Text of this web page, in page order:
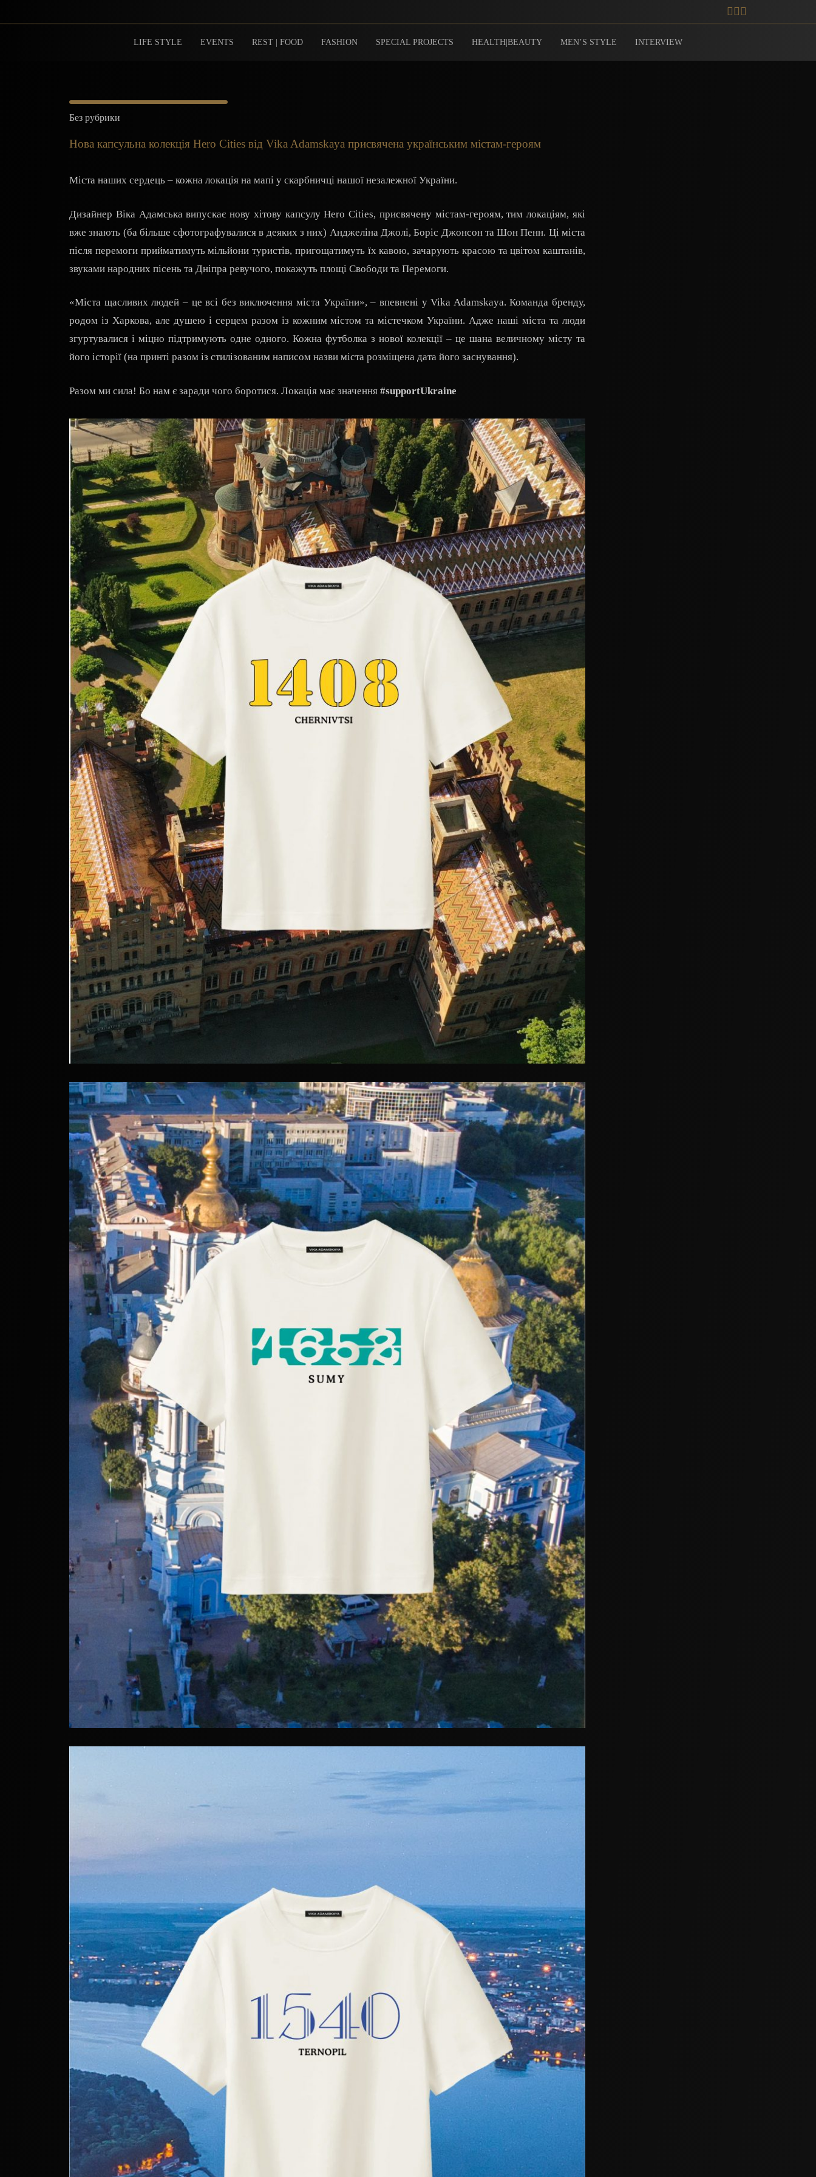
LIFE STYLE EVENTS REST | FOOD FASHION SPECIAL PROJECTS HEALTH|BEAUTY MEN’S STYLE INTERVIEW
Без рубрики
Нова капсульна колекція Hero Cities від Vika Adamskaya присвячена українським містам-героям
Міста наших сердець – кожна локація на мапі у скарбничці нашої незалежної України.
Дизайнер Віка Адамська випускає нову хітову капсулу Hero Cities, присвячену містам-героям, тим локаціям, які
вже знають (ба більше сфотографувалися в деяких з них) Анджеліна Джолі, Боріс Джонсон та Шон Пенн. Ці міста
після перемоги прийматимуть мільйони туристів, пригощатимуть їх кавою, зачарують красою та цвітом каштанів,
звуками народних пісень та Дніпра ревучого, покажуть площі Свободи та Перемоги.
«Міста щасливих людей – це всі без виключення міста України», – впевнені у Vika Adamskaya. Команда бренду,
родом із Харкова, але душею і серцем разом із кожним містом та містечком України. Адже наші міста та люди
згуртувалися і міцно підтримують одне одного. Кожна футболка з нової колекції – це шана величному місту та
його історії (на принті разом із стилізованим написом назви міста розміщена дата його заснування).
Разом ми сила! Бо нам є заради чого боротися. Локація має значення #supportUkraine